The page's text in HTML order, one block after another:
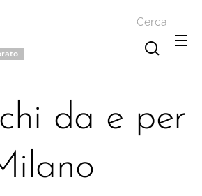
Cerca
da e per